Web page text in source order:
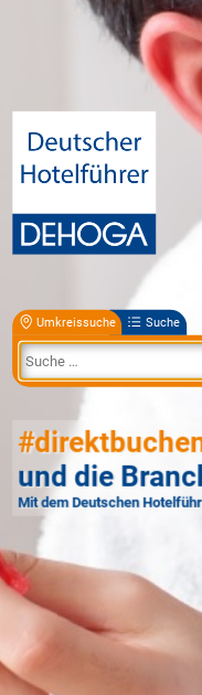
Umkreissuche Suche
und die
Mit dem Deutschen